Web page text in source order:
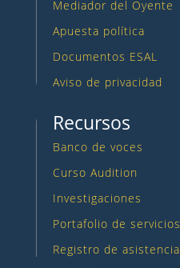
Mediador del Oyente
Apuesta política
Documentos ESAL
Aviso de privacidad
Recursos
Banco de voces
Curso Audition
Investigaciones
Portafolio de servicios
Registro de asistencia